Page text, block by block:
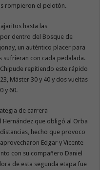
rompieron el pelotón.
hasta las
dentro del Bosque de
un auténtico placer para
sufrieran con cada pedalada.
repitiendo este rápido
Máster 30 y 40 y dos vueltas
y 60.
de carrera
Hernández que obligó al Orba
hecho que provoco
Edgar y Vicente
con su compañero Daniel
de esta segunda etapa fue